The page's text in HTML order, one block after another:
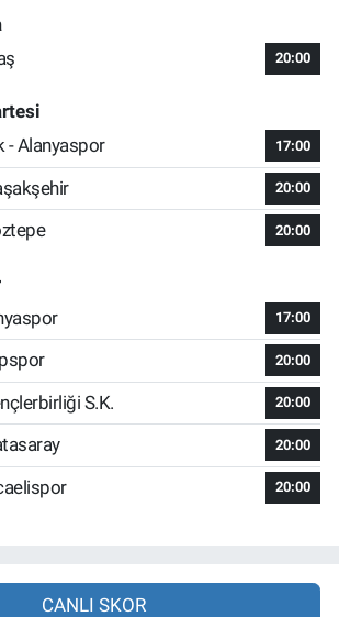
20:00
- Alanyaspor
17:00
20:00
20:00
17:00
20:00
S.K. 20:00
20:00
20:00
CANLI SKOR